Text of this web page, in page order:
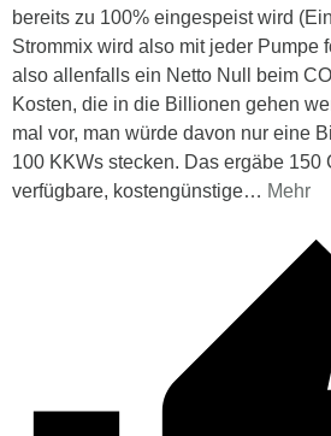
bereits zu 100% eingespeist wird
Strommix wird also mit jeder Pumpe
also allenfalls ein Netto Null beim
Kosten, die in die Billionen gehen
mal vor, man würde davon nur eine
100 KKWs stecken. Das ergäbe 150
verfügbare, kostengünstige… Mehr